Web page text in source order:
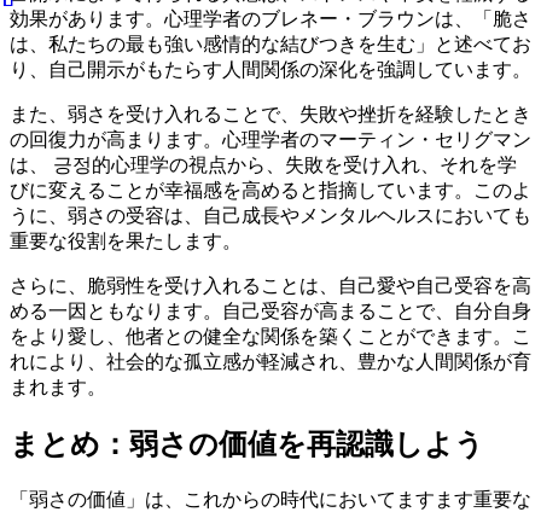
効果があります。心理学者のブレネー・ブラウンは、「脆さ
は、私たちの最も強い感情的な結びつきを生む」と述べてお
り、自己開示がもたらす人間関係の深化を強調しています。
また、弱さを受け入れることで、失敗や挫折を経験したとき
の回復力が高まります。心理学者のマーティン・セリグマン
は、 긍정的心理学の視点から、失敗を受け入れ、それを学
びに変えることが幸福感を高めると指摘しています。このよ
うに、弱さの受容は、自己成長やメンタルヘルスにおいても
重要な役割を果たします。
さらに、脆弱性を受け入れることは、自己愛や自己受容を高
める一因ともなります。自己受容が高まることで、自分自身
をより愛し、他者との健全な関係を築くことができます。こ
れにより、社会的な孤立感が軽減され、豊かな人間関係が育
まれます。
まとめ：弱さの価値を再認識しよう
「弱さの価値」は、これからの時代においてますます重要な